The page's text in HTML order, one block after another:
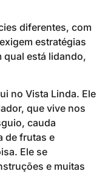
diferentes, com
estratégias
qual está lidando,
no Vista Linda. Ele
que vive nos
cauda
de frutas e
Ele se
e muitas